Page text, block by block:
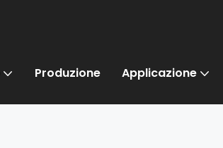
Produzione Applicazione